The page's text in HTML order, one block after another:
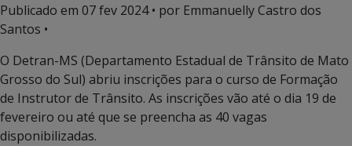
Publicado em 07 fev 2024• por Emmanuelly Castro dos
Santos •
O Detran-MS (Departamento Estadual de Trânsito de Mato
Grosso do Sul) abriu inscrições para o curso de Formação
de Instrutor de Trânsito. As inscrições vão até o dia 19 de
fevereiro ou até que se preencha as 40 vagas
disponibilizadas.